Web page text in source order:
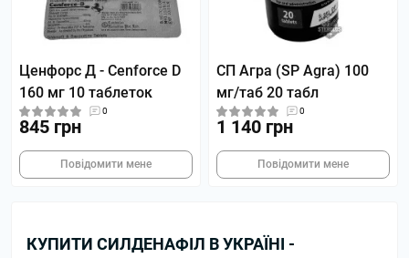
Ценфорс Д - Cenforce D
160 мг 10 таблеток
0
845 грн
Повідомити мене
СП Агра (SP Agra) 100
мг/таб 20 табл
0
1 140 грн
Повідомити мене
КУПИТИ СИЛДЕНАФІЛ В УКРАЇНІ -